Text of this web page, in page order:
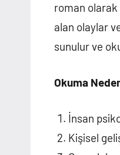
roman olarak
alan olaylar
sunulur ve
Okuma
İnsan
Kişisel